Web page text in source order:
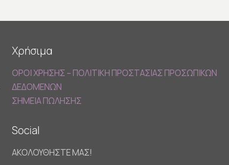
Χρήσιμα
ΟΡΟΙ ΧΡΗΣΗΣ – ΠΟΛΙΤΙΚΗ ΠΡΟΣΤΑΣΙΑΣ ΠΡΟΣΩΠΙΚΩΝ
ΔΕΔΟΜΕΝΩΝ
ΣΗΜΕΙΑ ΠΩΛΗΣΗΣ
Social
ΑΚΟΛΟΥΘΗΣΤΕ ΜΑΣ!